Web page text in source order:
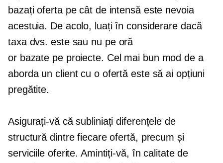
bazați oferta pe cât de intensă este nevoia
acestuia. De acolo, luați în considerare dacă
taxa dvs. este sau nu pe oră
or bazate pe proiecte. Cel mai bun mod de a
aborda un client cu o ofertă este să ai opțiuni
pregătite.
Asigurați-vă că subliniați diferențele de
structură dintre fiecare ofertă, precum și
serviciile oferite. Amintiți-vă, în calitate de